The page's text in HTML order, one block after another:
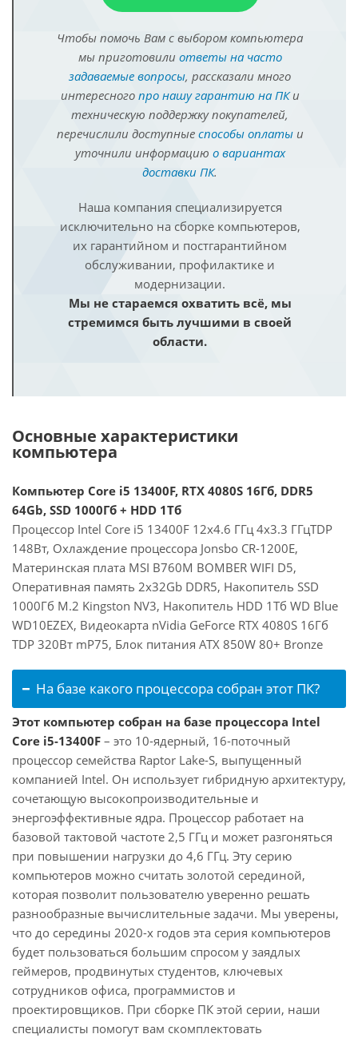
Чтобы помочь Вам с выбором компьютера
мы приготовили ответы на часто
задаваемые вопросы, рассказали много
интересного про нашу гарантию на ПКи
техническую поддержку покупателей,
перечислили доступные способы оплатыи
уточнили информацию о вариантах
доставки ПК.
Наша компания специализируется
исключительно на сборке компьютеров,
их гарантийном и постгарантийном
обслуживании, профилактике и
модернизации.
Мы не стараемся охватить всё, мы
стремимся быть лучшими в своей
области.
Основные характеристики
компьютера
Компьютер Core i5 13400F, RTX 4080S 16Гб, DDR5
64Gb, SSD 1000Гб + HDD 1Тб
Процессор Intel Core i5 13400F 12x4.6 ГГц 4x3.3 ГГцTDP
148Вт, Охлаждение процессора Jonsbo CR-1200E,
Материнская плата MSI B760M BOMBER WIFI D5,
Оперативная память 2x32Gb DDR5, Накопитель SSD
1000Гб M.2 Kingston NV3, Накопитель HDD 1Тб WD Blue
WD10EZEX, Видеокарта nVidia GeForce RTX 4080S 16Гб
TDP 320Вт mP75, Блок питания ATX 850W 80+ Bronze
На базе какого процессора собран этот ПК?
Этот компьютер собран на базе процессора Intel
Core i5-13400F – это 10-ядерный, 16-поточный
процессор семейства Raptor Lake-S, выпущенный
компанией Intel. Он использует гибридную архитектуру,
сочетающую высокопроизводительные и
энергоэффективные ядра. Процессор работает на
базовой тактовой частоте 2,5 ГГц и может разгоняться
при повышении нагрузки до 4,6 ГГц. Эту серию
компьютеров можно считать золотой серединой,
которая позволит пользователю уверенно решать
разнообразные вычислительные задачи. Мы уверены,
что до середины 2020-х годов эта серия компьютеров
будет пользоваться большим спросом у заядлых
геймеров, продвинутых студентов, ключевых
сотрудников офиса, программистов и
проектировщиков. При сборке ПК этой серии, наши
специалисты помогут вам скомплектовать